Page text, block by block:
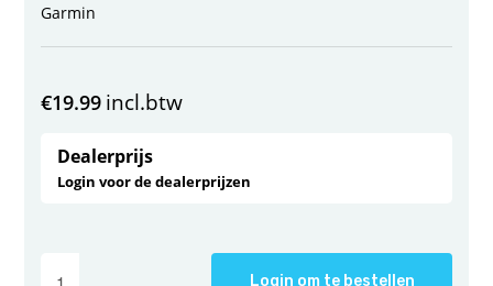
Garmin
€19.99 incl.btw
Dealerprijs
Login voor de dealerprijzen
Login om te bestellen